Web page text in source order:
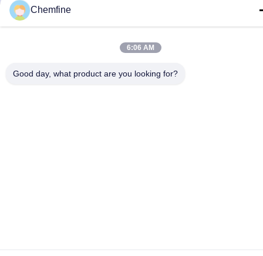
Gizlilik Politikası
Chemfine
6:06 AM
Good day, what product are you looking for?